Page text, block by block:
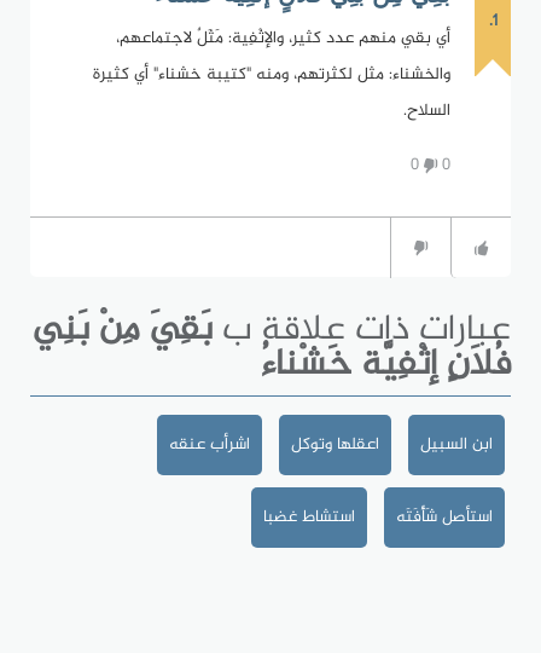
1.
أي بقي منهم عدد كثير، والإثْفِية: مَثَلٌ لاجتماعهم،
والخشناء: مثل لكثرتهم، ومنه "كتيبة خشناء" أي كثيرة
السلاح.
0
0
عبارات ذات علاقة ببَقِيَ مِنْ بَنِي
فُلاَنٍ إثْفِيَّة خَشْناءُ
ابن السبيل اعقلها وتوكل اشرأب عنقه
استأصل شَأْفَتَه استشاط غضبا